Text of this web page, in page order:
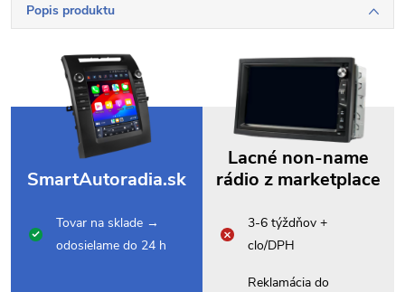
Popis produktu
SmartAutoradia.sk
Lacné non-name
rádio z marketplace
Tovar na sklade →
odosielame do 24 h
3-6 týždňov +
clo/DPH
Reklamácia do